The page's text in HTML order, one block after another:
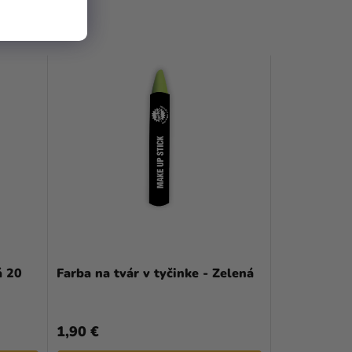
20
Farba na tvár v tyčinke - Zelená
1,90 €